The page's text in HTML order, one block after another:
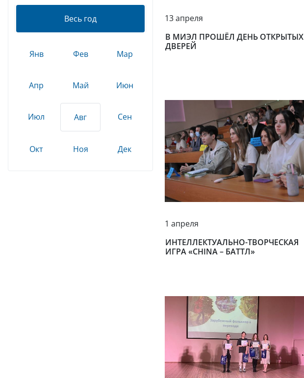
Весь год
Янв Фев Мар
Апр Май Июн
Июл Авг Сен
Окт Ноя Дек
13 апреля
В МИЭЛ ПРОШЁЛ ДЕНЬ ОТКРЫТЫХ
ДВЕРЕЙ
1 апреля
ИНТЕЛЛЕКТУАЛЬНО-ТВОРЧЕСКАЯ
ИГРА «CHINA – БАТТЛ»